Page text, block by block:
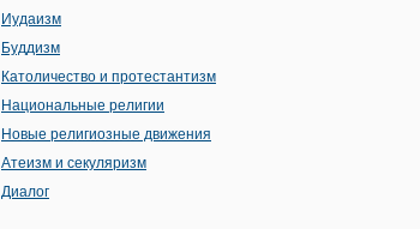
Иудаизм
Буддизм
Католичество и протестантизм
Национальные религии
Новые религиозные движения
Атеизм и секуляризм
Диалог